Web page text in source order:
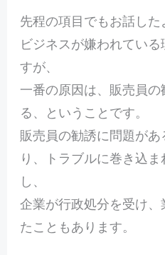
先程の項目でもお話し
ビジネスが嫌われてい
すが、
一番の原因は、販売員
る、ということです。
販売員の勧誘に問題が
り、トラブルに巻き込
し、
企業が行政処分を受け
たこともあります。